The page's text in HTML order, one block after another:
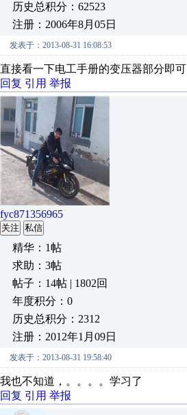
历史总积分：62523
注册：2006年8月05日
发表于：2013-08-31 16:08:53
直接看一下电工手册的变压器部分即可
回复 引用 举报
fyc871356965
关注 私信
精华：1帖
求助：3帖
帖子：14帖 | 1802回
年度积分：0
历史总积分：2312
注册：2012年1月09日
发表于：2013-08-31 19:58:40
我也不知道，。。。。学习了
回复 引用 举报